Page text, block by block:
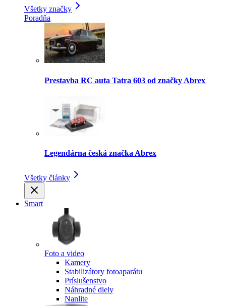
Všetky značky
Poradňa
Prestavba RC auta Tatra 603 od značky Abrex
Legendárna česká značka Abrex
Všetky články
Smart
Foto a video
Kamery
Stabilizátory fotoaparátu
Príslušenstvo
Náhradné diely
Nanlite